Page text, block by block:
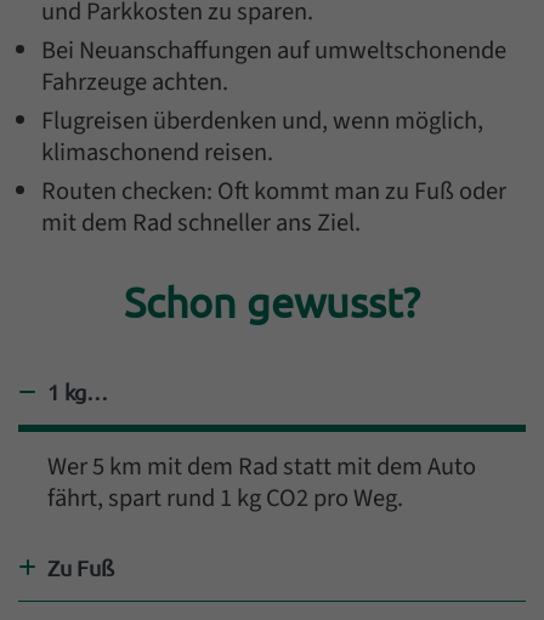
und Parkkosten zu sparen.
Bei Neuanschaffungen auf umweltschonende
Fahrzeuge achten.
Flugreisen überdenken und, wenn möglich,
klimaschonend reisen.
Routen checken: Oft kommt man zu Fuß oder
mit dem Rad schneller ans Ziel.
Einleitung
Schon gewusst?
Antwort ausblenden
1 kg…
Wer 5 km mit dem Rad statt mit dem Auto
fährt, spart rund 1 kg CO2 pro Weg.
Antwort anzeigen
Zu Fuß